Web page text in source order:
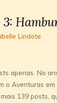
3:
Lindote
apenas. No
o Aventuras em
139 posts,